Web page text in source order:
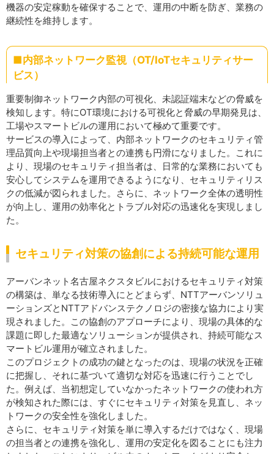
機器の安定稼動を確保することで、運用の中断を防ぎ、業務の
継続性を維持します。
■内部ネットワーク監視（OT/IoTセキュリティサー
ビス）
重要制御ネットワーク内部の可視化、未認証端末などの脅威を
検知します。特にOT環境における可視化と脅威の早期発見は、
工場やスマートビルの運用において極めて重要です。
サービスの導入によって、内部ネットワークのセキュリティ管
理品質向上や現場担当者との連携も円滑になりました。これに
より、現場のセキュリティ担当者は、日常的な業務においても
安心してシステムを運用できるようになり、セキュリティリス
クの低減が図られました。さらに、ネットワーク全体の透明性
が向上し、運用の効率化とトラブル対応の迅速化を実現しまし
た。
セキュリティ対策の協創による持続可能な運用
アーバンネット名古屋ネクスタビルにおけるセキュリティ対策
の構築は、単なる技術導入にとどまらず、NTTアーバンソリュ
ーションズとNTTアドバンステクノロジの密接な協力により実
現されました。この協創のアプローチにより、現場の具体的な
課題に即した最適なソリューションが提供され、持続可能なス
マートビル運用が確立されました。
このプロジェクトの成功の鍵となったのは、現場の状況を正確
に把握し、それに基づいて適切な対応を迅速に行うことでし
た。例えば、当初想定していなかったネットワークの使われ方
が検知された際には、すぐにセキュリティ対策を見直し、ネッ
トワークの安全性を強化しました。
さらに、セキュリティ対策を単に導入するだけではなく、現場
の担当者との連携を強化し、運用の安定化を図ることにも注力